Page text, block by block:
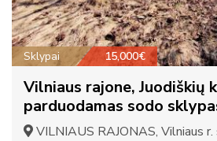
Sklypai 15,000€
Vilniaus rajone, Juodiškių
parduodamas sodo
VILNIAUS RAJONAS, Vilniaus r.